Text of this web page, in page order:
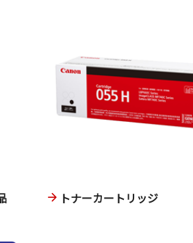
トナーカートリッジ